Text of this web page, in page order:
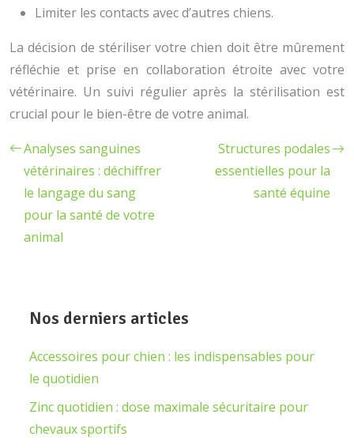
Limiter les contacts avec d’autres chiens.
La décision de stériliser votre chien doit être mûrement
réfléchie et prise en collaboration étroite avec votre
vétérinaire. Un suivi régulier après la stérilisation est
crucial pour le bien-être de votre animal.
Analyses sanguines
vétérinaires : déchiffrer
le langage du sang
pour la santé de votre
animal
Structures podales
essentielles pour la
santé équine
Nos derniers articles
Accessoires pour chien : les indispensables pour
le quotidien
Zinc quotidien : dose maximale sécuritaire pour
chevaux sportifs